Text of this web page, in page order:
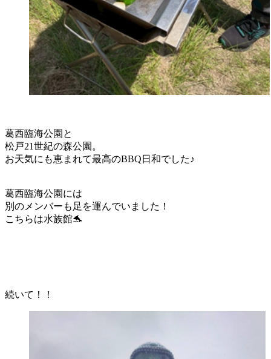
葛西臨海公園と
松戸21世紀の森公園。
お天気にも恵まれて最高のBBQ日和でした♪
葛西臨海公園には
別のメンバーも足を運んでいました！
こちらは水族館🐬
続いて！！